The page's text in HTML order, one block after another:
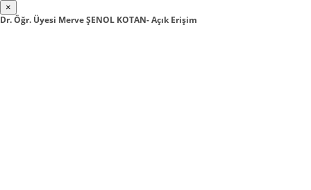
×
Dr. Öğr. Üyesi Merve ŞENOL KOTAN- Açık Erişim